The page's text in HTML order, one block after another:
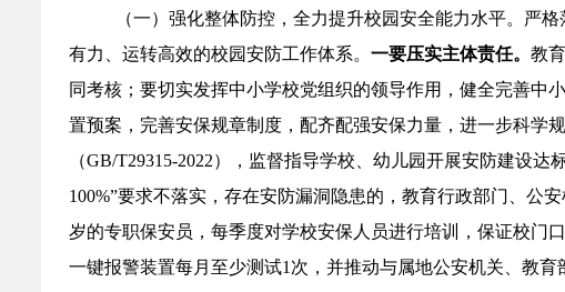
（一）强化整体防控，全力提升校园安全能力水平。严
有力、运转高效的校园安防工作体系。 一要压实主体责任。 教
同考核；要切实发挥中小学校党组织的领导作用，健全完善
置预案，完善安保规章制度，配齐配强安保力量，进一步科学规
（GB/T29315-2022），监督指导学校、幼儿园开展安防建设
100%”要求不落实，存在安防漏洞隐患的，教育行政部门、公
岁的专职保安员，每季度对学校安保人员进行培训，保证校门
一键报警装置每月至少测试1次，并推动与属地公安机关、教育